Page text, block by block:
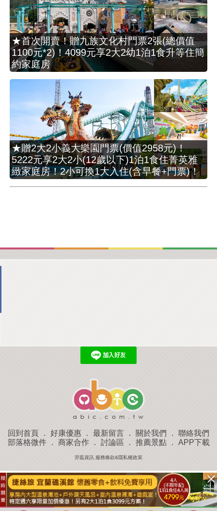
★首次開賣！贈九族文化村門票2張(總價值
1100元*2)！4099元享2大2幼1泊1食升等住簡
約家庭房
★贈2大2小義大樂園門票(價值2958元)！
5222元享2大2小(12歲以下)1泊1食住菁英雅
緻家庭房！2小可換1大入住(含早餐+門票)！
回到首頁 ． 好康優惠 ． 最新留言 ． 關於我們 ． 聯絡我們
部落格微件． 商家合作． 討論區 ． 推薦景點． APP下載
羿磊資訊 服務條款&隱私權政策